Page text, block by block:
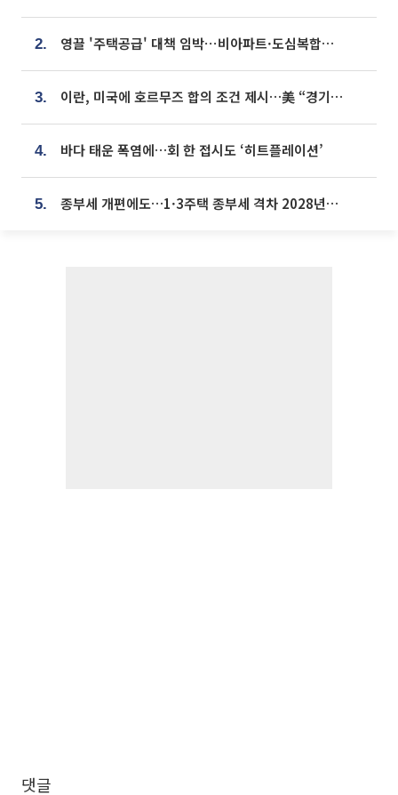
2. 영끌 '주택공급' 대책 임박⋯비아파트·도심복합까지 총동원
3. 이란, 미국에 호르무즈 합의 조건 제시…美 “경기 아직 안 끝나” [종합]
4. 바다 태운 폭염에…회 한 접시도 ‘히트플레이션’
5. 종부세 개편에도…1·3주택 종부세 격차 2028년부터 확대
댓글